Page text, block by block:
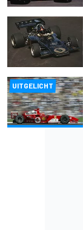
UITGELICHT